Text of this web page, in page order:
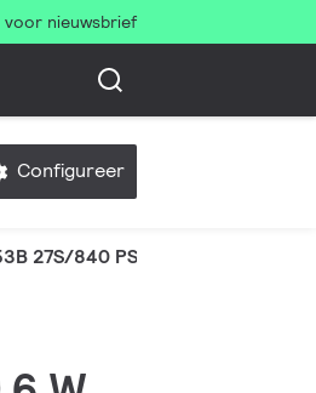
voor nieuwsbrief
Configureer
27S/840 PSU-E WB WH